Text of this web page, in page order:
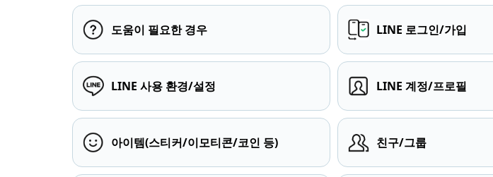
도움이 필요한 경우 LINE 로그인/가입
LINE 사용 환경/설정 LINE 계정/프로필
아이템(스티커/이모티콘/코인 등) 친구/그룹